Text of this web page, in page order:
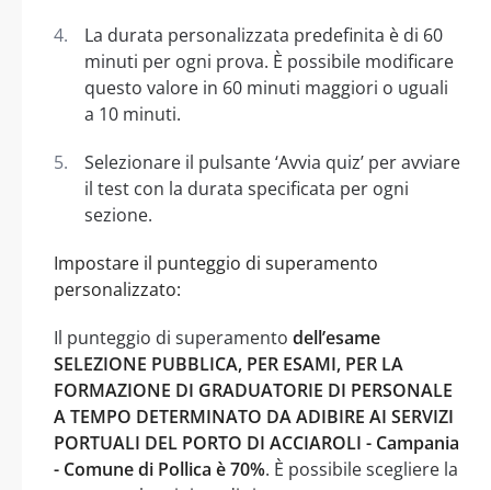
La durata personalizzata predefinita è di 60
minuti per ogni prova. È possibile modificare
questo valore in 60 minuti maggiori o uguali
a 10 minuti.
Selezionare il pulsante ‘Avvia quiz’ per avviare
il test con la durata specificata per ogni
sezione.
Impostare il punteggio di superamento
personalizzato:
Il punteggio di superamento dell’esame
SELEZIONE PUBBLICA, PER ESAMI, PER LA
FORMAZIONE DI GRADUATORIE DI PERSONALE
A TEMPO DETERMINATO DA ADIBIRE AI SERVIZI
PORTUALI DEL PORTO DI ACCIAROLI - Campania
- Comune di Pollica è 70%. È possibile scegliere la